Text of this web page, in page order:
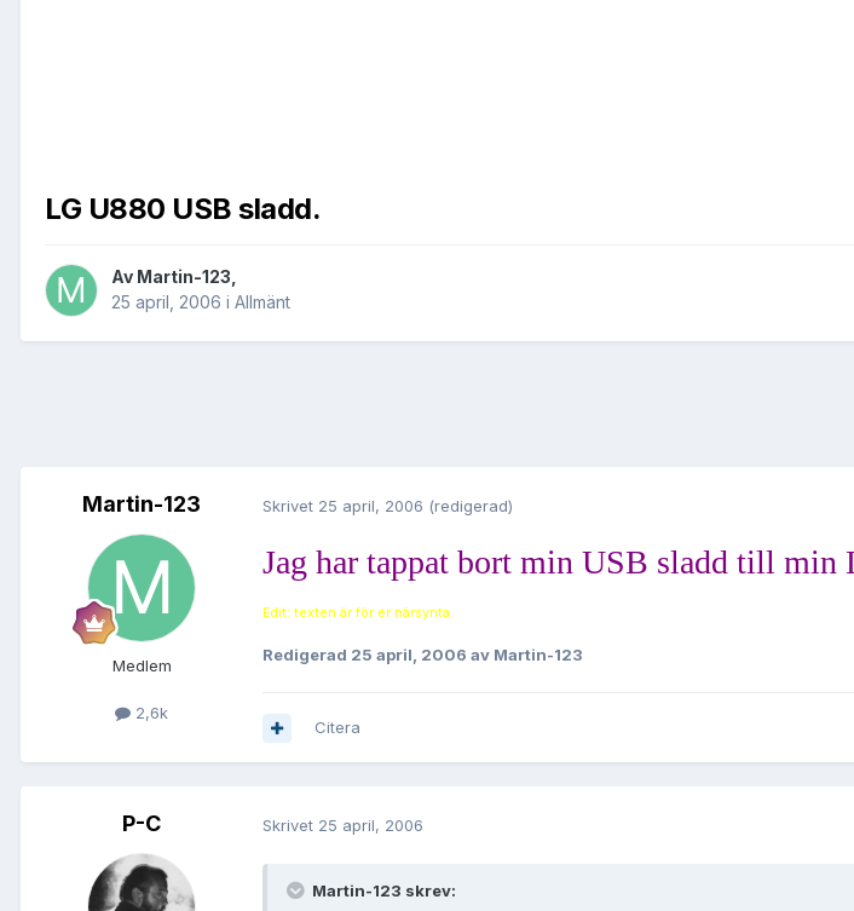
LG U880 USB sladd.
Av Martin-123
25 april, 2006 i Allmänt
Martin-123
Medlem
2,6k
Skrivet 25 april, 2006 (redigerad)
Jag har tappat bort min USB sladd till min
Edit: texten är för er närsynta.
Redigerad 25 april, 2006 av Martin-123
Citera
P-C Skrivet 25 april, 2006
Martin-123 skrev: